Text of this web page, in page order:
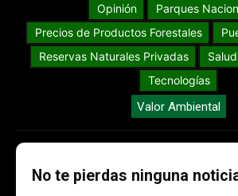
Opinión
Parques
Precios de Productos Forestales
Reservas Naturales Privadas
Salud
Tecnologías
Valor Ambiental
No te pierdas ninguna